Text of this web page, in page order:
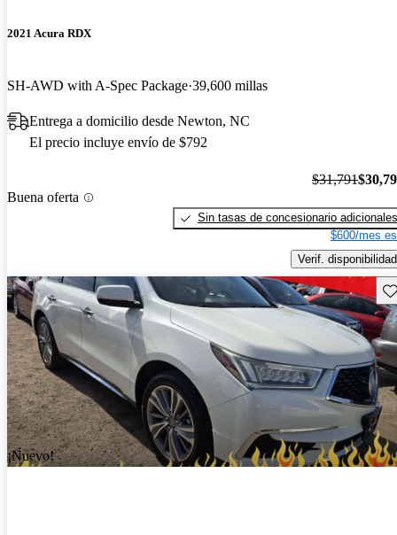
2021 Acura RDX
SH-AWD with A-Spec Package 39,600 millas
Entrega a domicilio desde Newton, NC
El precio incluye envío de $792
Buena oferta
$31,791
Sin tasas de concesionario adicionales
$600/mes
Verif. disponibilidad
¡Nuevo!